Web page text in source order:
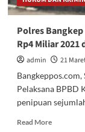
Polres
Rp4 Miliar 2021
admin
21
Pelaksana BPBD
penipuan
Read MoreRead